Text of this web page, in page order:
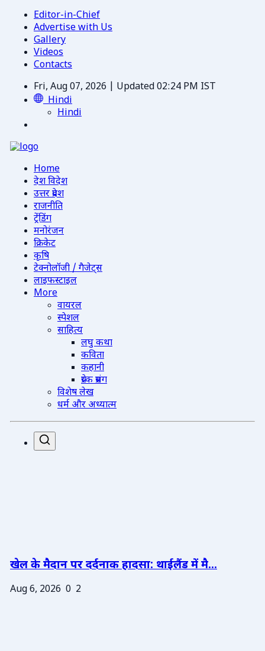
Editor-in-Chief
Advertise with Us
Gallery
Videos
Contacts
Fri, Aug 07, 2026 | Updated 02:24 PM IST
Hindi
Hindi
Home
देश विदेश
उत्तर प्रदेश
राजनीति
ट्रेंडिंग
मनोरंजन
क्रिकेट
कृषि
टेक्नोलॉजी / गैजेट्स
लाइफस्टाइल
More
वायरल
स्पेशल
साहित्य
लघु कथा
कविता
कहानी
प्रेरक प्रसंग
विशेष लेख
धर्म और अध्यात्म
खेल के मैदान पर दर्दनाक हादसा: थाईलैंड में मै...
Aug 6, 2026 0 2